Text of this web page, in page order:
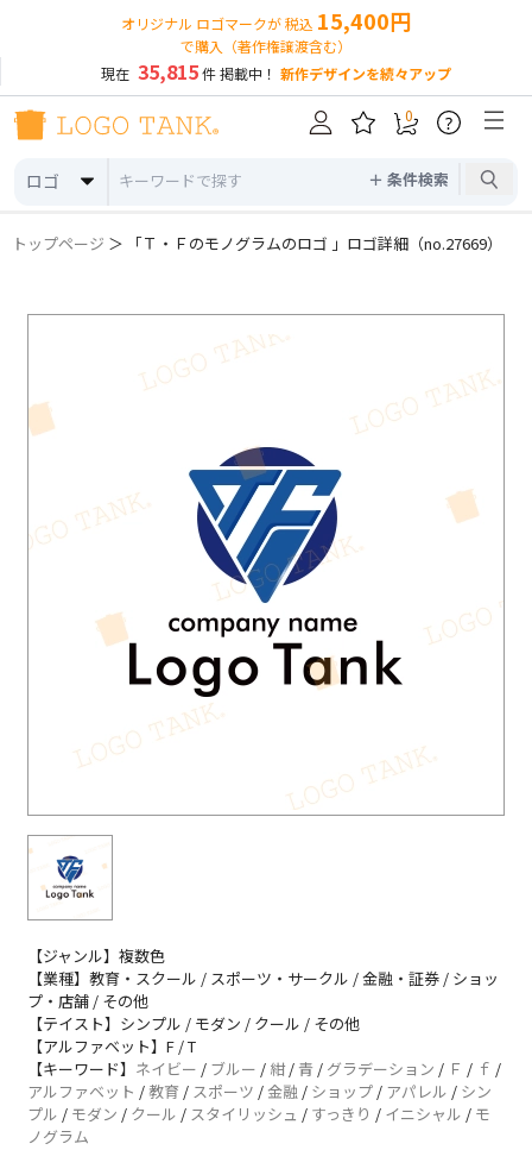
オリジナル ロゴマークが 税込 15,400円
で購入（著作権譲渡含む）
現在 35,815件 掲載中！ 新作デザインを続々アップ
ロゴ ＋ 条件検索
0 ?
トップページ ＞ 「Ｔ・Ｆのモノグラムのロゴ 」ロゴ詳細（no.27669）
【ジャンル】複数色
【業種】教育・スクール / スポーツ・サークル / 金融・証券 / ショッ
プ・店舗 / その他
【テイスト】シンプル / モダン / クール / その他
【アルファベット】F / T
【キーワード】 ネイビー / ブルー / 紺/ 青 / グラデーション / Ｆ / ｆ /
アルファベット / 教育 / スポーツ / 金融 / ショップ / アパレル / シン
プル / モダン / クール / スタイリッシュ / すっきり / イニシャル / モ
ノグラム